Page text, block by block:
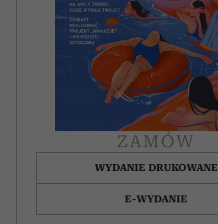
ZAMÓW
WYDANIE DRUKOWANE
E-WYDANIE